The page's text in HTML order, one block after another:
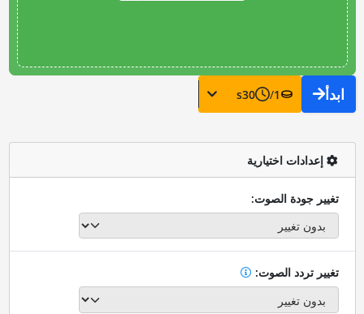
ابدأ 1
/
30
s
إعدادات اختيارية
تغيير جودة الصوت:
تغيير تردد الصوت: